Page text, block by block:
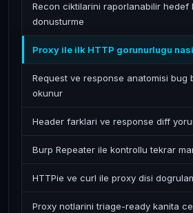
Recon ciktilarini raporlanabilir hedef
donusturme
Proxy ile ilk HTTP gorunurlugu
Request ve response anatomisi bug
okunur
Header farklari ve response diff
Burp Repeater ile kontrollu tekrar
HTTPie ve curl ile proxy disi
Proxy notlarini triage-ready kanita